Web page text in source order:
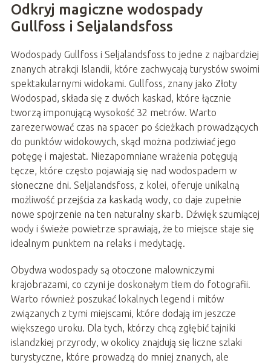
Odkryj magiczne wodospady
Gullfoss i Seljalandsfoss
Wodospady Gullfoss i Seljalandsfoss to jedne z najbardziej
znanych atrakcji Islandii, które zachwycają turystów swoimi
spektakularnymi widokami. Gullfoss, znany jako Złoty
Wodospad, składa się z dwóch kaskad, które łącznie
tworzą imponującą wysokość 32 metrów. Warto
zarezerwować czas na spacer po ścieżkach prowadzących
do punktów widokowych, skąd można podziwiać jego
potęgę i majestat. Niezapomniane wrażenia potęgują
tęcze, które często pojawiają się nad wodospadem w
słoneczne dni. Seljalandsfoss, z kolei, oferuje unikalną
możliwość przejścia za kaskadą wody, co daje zupełnie
nowe spojrzenie na ten naturalny skarb. Dźwięk szumiącej
wody i świeże powietrze sprawiają, że to miejsce staje się
idealnym punktem na relaks i medytację.
Obydwa wodospady są otoczone malowniczymi
krajobrazami, co czyni je doskonałym tłem do fotografii.
Warto również poszukać lokalnych legend i mitów
związanych z tymi miejscami, które dodają im jeszcze
większego uroku. Dla tych, którzy chcą zgłębić tajniki
islandzkiej przyrody, w okolicy znajdują się liczne szlaki
turystyczne, które prowadzą do mniej znanych, ale